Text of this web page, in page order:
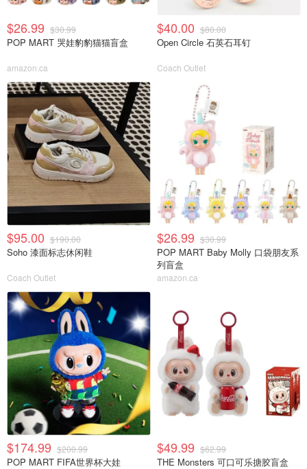
$26.99 $30.99
POP MART 哭娃豹豹猫猫盲盒
amazon.ca
$40.00 $80.00
Open Circle 石英石耳钉
Coach Outlet
$95.00 $190.00
Soho 漆面标志休闲鞋
Coach Outlet
$26.99 $30.99
POP MART Baby Molly 口袋朋友系
列盲盒
amazon.ca
$174.99 $200.99
POP MART FIFA世界杯大娃
$49.99 $62.99
THE Monsters 可口可乐搪胶盲盒